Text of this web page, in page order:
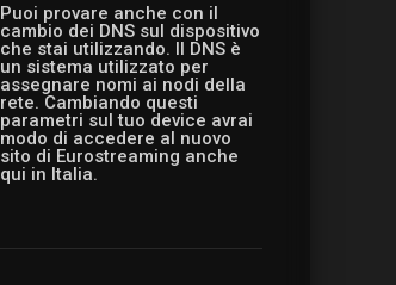
Puoi provare anche con il
cambio dei DNS sul dispositivo
che stai utilizzando. Il DNS è
un sistema utilizzato per
assegnare nomi ai nodi della
rete. Cambiando questi
parametri sul tuo device avrai
modo di accedere al nuovo
sito di Eurostreaming anche
qui in Italia.